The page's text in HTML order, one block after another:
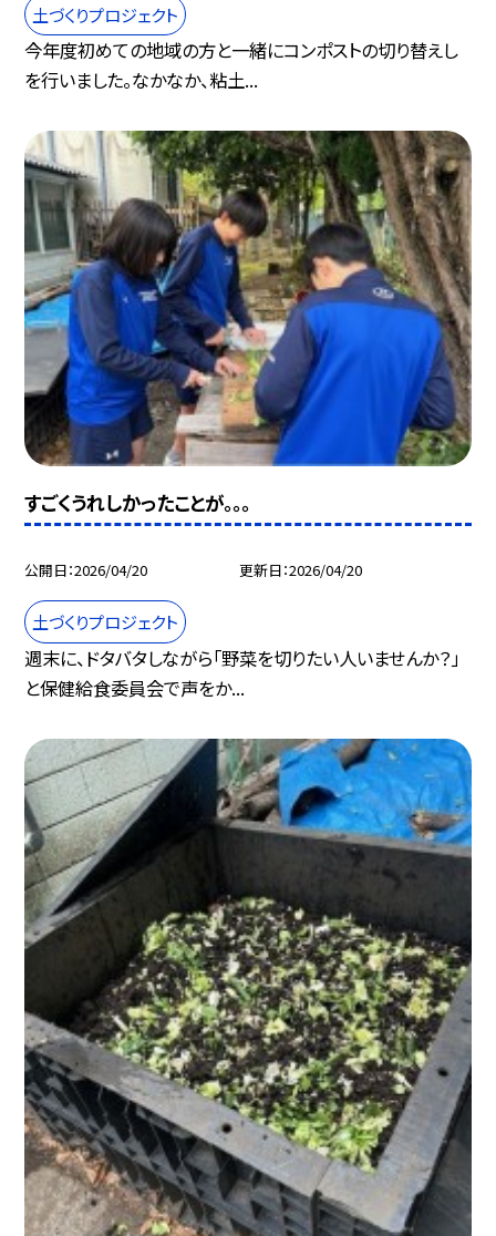
土づくりプロジェクト
今年度初めての地域の方と一緒にコンポストの切り替えし
を行いました。なかなか、粘土...
すごくうれしかったことが。。。
公開日 2026/04/20 更新日 2026/04/20
土づくりプロジェクト
週末に、ドタバタしながら「野菜を切りたい人いませんか？」
と保健給食委員会で声をか...